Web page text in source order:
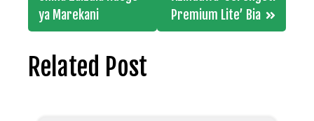
ya Marekani
Premium Lite’ Bia
Related Post